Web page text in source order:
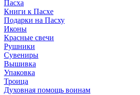
Пасха
Книги к Пасхе
Подарки на Пасху
Иконы
Красные свечи
Рушники
Сувениры
Вышивка
Упаковка
Троица
Духовная помощь воинам